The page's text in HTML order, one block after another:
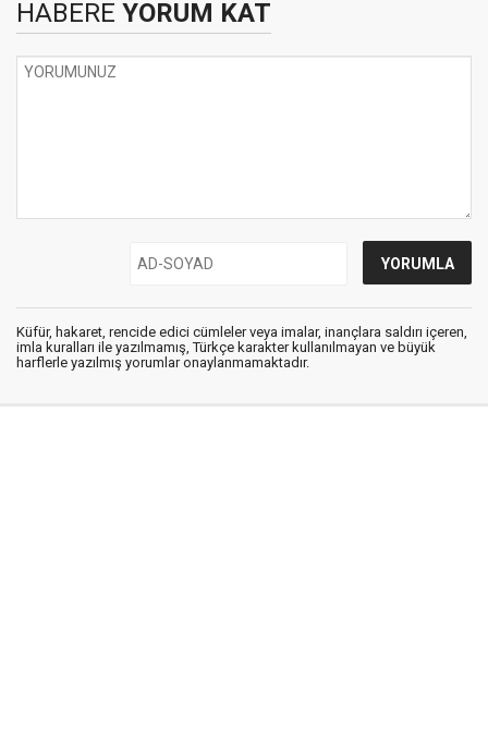
HABERE YORUM KAT
Küfür, hakaret, rencide edici cümleler veya imalar, inançlara saldırı içeren,
imla kuralları ile yazılmamış, Türkçe karakter kullanılmayan ve büyük
harflerle yazılmış yorumlar onaylanmamaktadır.